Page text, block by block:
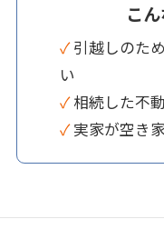
こ
✓ 引越しのために今住んでる家を売りた
い
✓ 相続した不
✓ 実家が空き